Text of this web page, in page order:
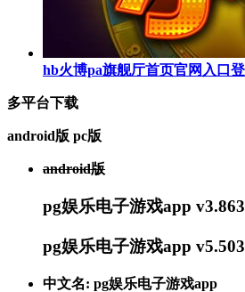
hb火博pa旗舰厅首页官网入口
多平台下载
android版 pc版
android版
pg娱乐电子游戏app
pg娱乐电子游戏app
中文名: pg娱乐电子游戏app